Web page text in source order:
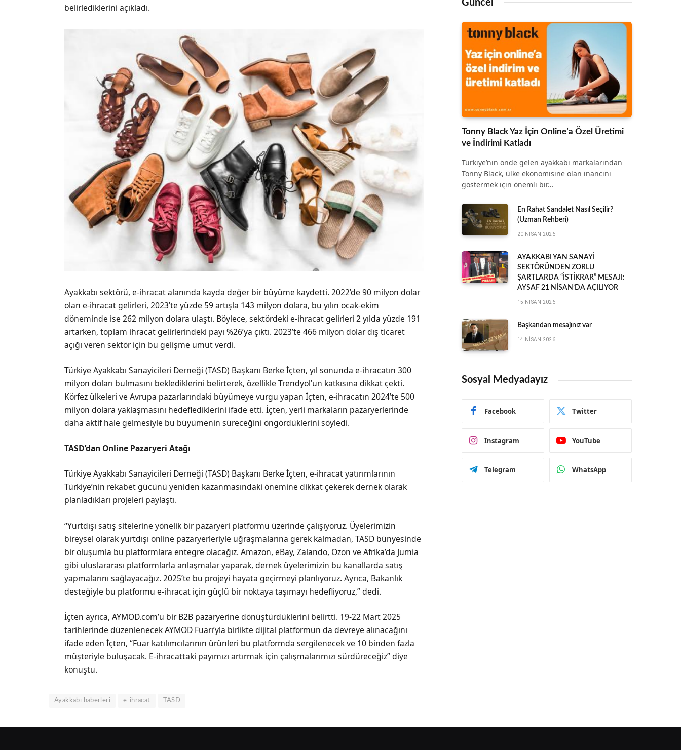
belirlediklerini açıkladı.
Ayakkabı sektörü, e-ihracat alanında kayda değer bir büyüme kaydetti. 2022’de 90 milyon dolar
olan e-ihracat gelirleri, 2023’te yüzde 59 artışla 143 milyon dolara, bu yılın ocak-ekim
döneminde ise 262 milyon dolara ulaştı. Böylece, sektördeki e-ihracat gelirleri 2 yılda yüzde 191
artarken, toplam ihracat gelirlerindeki payı %26’ya çıktı. 2023’te 466 milyon dolar dış ticaret
açığı veren sektör için bu gelişme umut verdi.
Türkiye Ayakkabı Sanayicileri Derneği (TASD) Başkanı Berke İçten, yıl sonunda e-ihracatın 300
milyon doları bulmasını beklediklerini belirterek, özellikle Trendyol’un katkısına dikkat çekti.
Körfez ülkeleri ve Avrupa pazarlarındaki büyümeye vurgu yapan İçten, e-ihracatın 2024’te 500
milyon dolara yaklaşmasını hedeflediklerini ifade etti. İçten, yerli markaların pazaryerlerinde
daha aktif hale gelmesiyle bu büyümenin süreceğini öngördüklerini söyledi.
TASD’dan Online Pazaryeri Atağı
Türkiye Ayakkabı Sanayicileri Derneği (TASD) Başkanı Berke İçten, e-ihracat yatırımlarının
Türkiye’nin rekabet gücünü yeniden kazanmasındaki önemine dikkat çekerek dernek olarak
planladıkları projeleri paylaştı.
“Yurtdışı satış sitelerine yönelik bir pazaryeri platformu üzerinde çalışıyoruz. Üyelerimizin
bireysel olarak yurtdışı online pazaryerleriyle uğraşmalarına gerek kalmadan, TASD bünyesinde
bir oluşumla bu platformlara entegre olacağız. Amazon, eBay, Zalando, Ozon ve Afrika’da Jumia
gibi uluslararası platformlarla anlaşmalar yaparak, dernek üyelerimizin bu kanallarda satış
yapmalarını sağlayacağız. 2025’te bu projeyi hayata geçirmeyi planlıyoruz. Ayrıca, Bakanlık
desteğiyle bu platformu e-ihracat için güçlü bir noktaya taşımayı hedefliyoruz,” dedi.
İçten ayrıca, AYMOD.com’u bir B2B pazaryerine dönüştürdüklerini belirtti. 19-22 Mart 2025
tarihlerinde düzenlenecek AYMOD Fuarı’yla birlikte dijital platformun da devreye alınacağını
ifade eden İçten, “Fuar katılımcılarının ürünleri bu platformda sergilenecek ve 10 binden fazla
müşteriyle buluşacak. E-ihracattaki payımızı artırmak için çalışmalarımızı sürdüreceğiz” diye
konuştu.
Ayakkabı haberleri e-ihracat TASD
Güncel
Tonny Black Yaz İçin Online’a Özel Üretimi
ve İndirimi Katladı
Türkiye’nin önde gelen ayakkabı markalarından
Tonny Black, ülke ekonomisine olan inancını
göstermek için önemli bir…
En Rahat Sandalet Nasıl Seçilir?
(Uzman Rehberi)
20 NISAN 2026
AYAKKABI YAN SANAYİ
SEKTÖRÜNDEN ZORLU
ŞARTLARDA “İSTİKRAR” MESAJI:
AYSAF 21 NİSAN’DA AÇILIYOR
15 NISAN 2026
Başkandan mesajınız var
14 NISAN 2026
Sosyal Medyadayız
Facebook Twitter
Instagram YouTube
Telegram WhatsApp